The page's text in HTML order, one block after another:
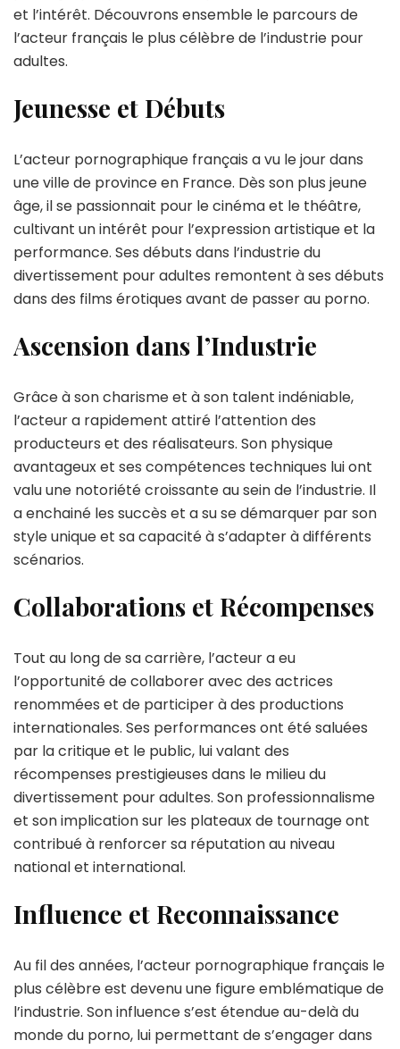
et l’intérêt. Découvrons ensemble le parcours de
l’acteur français le plus célèbre de l’industrie pour
adultes.
Jeunesse et Débuts
L’acteur pornographique français a vu le jour dans
une ville de province en France. Dès son plus jeune
âge, il se passionnait pour le cinéma et le théâtre,
cultivant un intérêt pour l’expression artistique et la
performance. Ses débuts dans l’industrie du
divertissement pour adultes remontent à ses débuts
dans des films érotiques avant de passer au porno.
Ascension dans l’Industrie
Grâce à son charisme et à son talent indéniable,
l’acteur a rapidement attiré l’attention des
producteurs et des réalisateurs. Son physique
avantageux et ses compétences techniques lui ont
valu une notoriété croissante au sein de l’industrie. Il
a enchainé les succès et a su se démarquer par son
style unique et sa capacité à s’adapter à différents
scénarios.
Collaborations et Récompenses
Tout au long de sa carrière, l’acteur a eu
l’opportunité de collaborer avec des actrices
renommées et de participer à des productions
internationales. Ses performances ont été saluées
par la critique et le public, lui valant des
récompenses prestigieuses dans le milieu du
divertissement pour adultes. Son professionnalisme
et son implication sur les plateaux de tournage ont
contribué à renforcer sa réputation au niveau
national et international.
Influence et Reconnaissance
Au fil des années, l’acteur pornographique français le
plus célèbre est devenu une figure emblématique de
l’industrie. Son influence s’est étendue au-delà du
monde du porno, lui permettant de s’engager dans